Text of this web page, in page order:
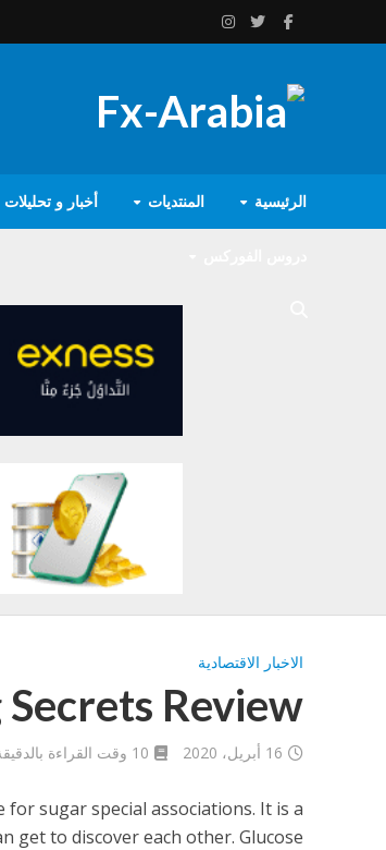
الرئيسية المنتديات أخبار و تحليلات
الاخبار الاقتصادية
Review
16 أبريل، 2020 10 وقت القراءة بالدقيقة
sugar special associations. It is a
get to discover each other. Glucose